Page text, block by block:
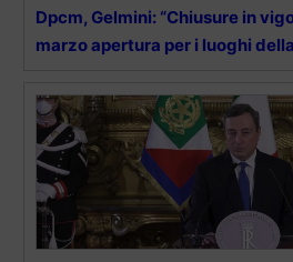
Dpcm, Gelmini: “Chiusure in
marzo apertura per i luoghi